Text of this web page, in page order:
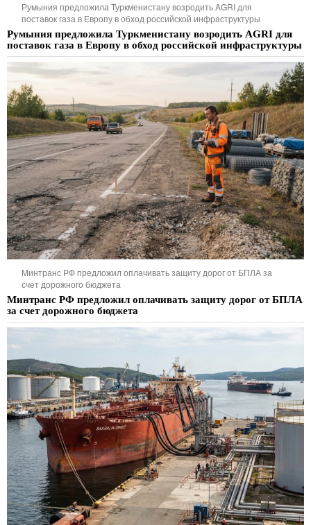
Румыния предложила Туркменистану возродить AGRI для
поставок газа в Европу в обход российской инфраструктуры
Румыния предложила Туркменистану возродить AGRI для
поставок газа в Европу в обход российской инфраструктуры
Минтранс РФ предложил оплачивать защиту дорог от БПЛА за
счет дорожного бюджета
Минтранс РФ предложил оплачивать защиту дорог от БПЛА
за счет дорожного бюджета